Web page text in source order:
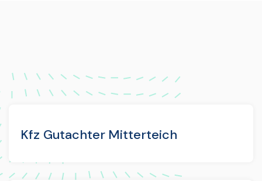
Kfz Gutachter Mitterteich